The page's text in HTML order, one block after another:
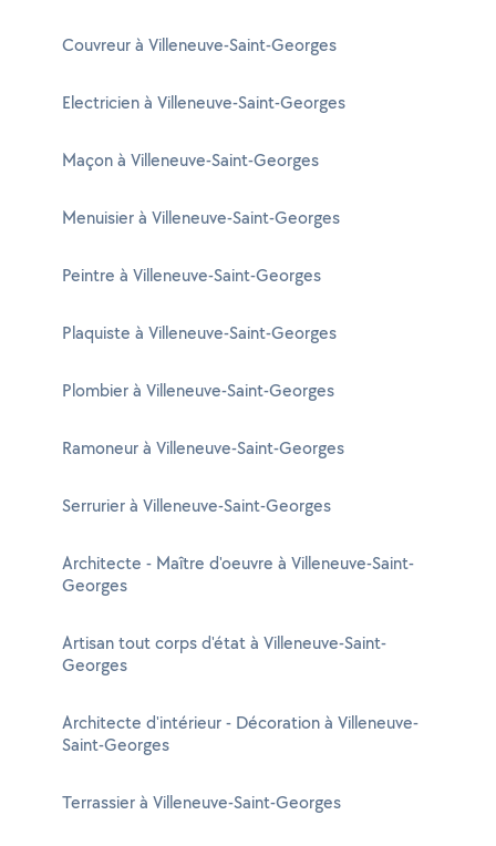
Couvreur à Villeneuve-Saint-Georges
Electricien à Villeneuve-Saint-Georges
Maçon à Villeneuve-Saint-Georges
Menuisier à Villeneuve-Saint-Georges
Peintre à Villeneuve-Saint-Georges
Plaquiste à Villeneuve-Saint-Georges
Plombier à Villeneuve-Saint-Georges
Ramoneur à Villeneuve-Saint-Georges
Serrurier à Villeneuve-Saint-Georges
Architecte - Maître d'oeuvre à Villeneuve-Saint-
Georges
Artisan tout corps d'état à Villeneuve-Saint-
Georges
Architecte d'intérieur - Décoration à Villeneuve-
Saint-Georges
Terrassier à Villeneuve-Saint-Georges